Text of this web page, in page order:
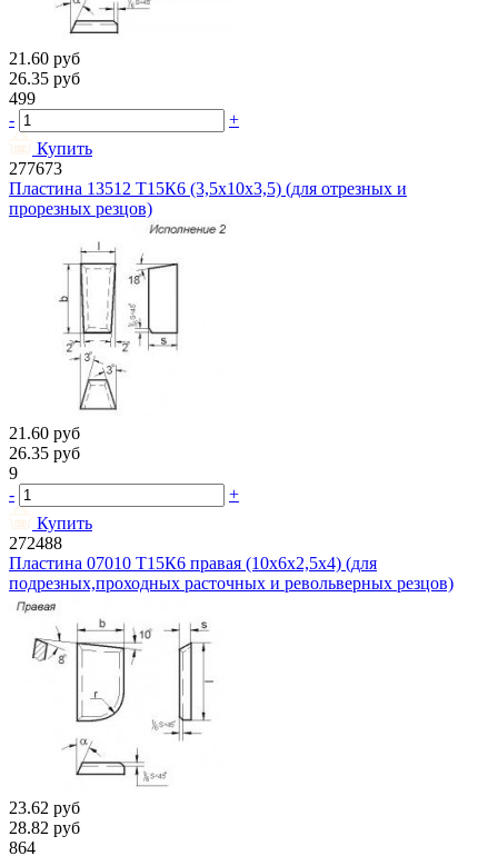
21.60 руб
26.35 руб
499
-
+
Купить
277673
Пластина 13512 Т15К6 (3,5х10х3,5) (для отрезных и
прорезных резцов)
21.60 руб
26.35 руб
9
-
+
Купить
272488
Пластина 07010 Т15К6 правая (10х6х2,5х4) (для
подрезных,проходных расточных и револьверных резцов)
23.62 руб
28.82 руб
864